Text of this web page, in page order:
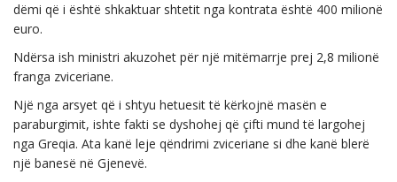
dëmi që i është shkaktuar shtetit nga kontrata është 400 milionë
euro.
Ndërsa ish ministri akuzohet për një mitëmarrje prej 2,8 milionë
franga zviceriane.
Një nga arsyet që i shtyu hetuesit të kërkojnë masën e
paraburgimit, ishte fakti se dyshohej që çifti mund të largohej
nga Greqia. Ata kanë leje qëndrimi zviceriane si dhe kanë blerë
një banesë në Gjenevë.